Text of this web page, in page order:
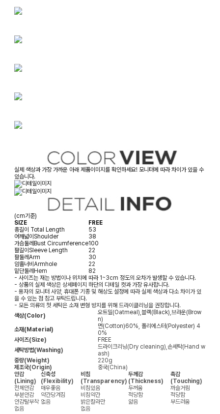
실제 색상과 가장 가까운 아래 제품이미지를 확인하세요! 모니터에 따라 차이가 있을 수
있습니다.
(cm기준)
SIZE
FREE
총길이 Total Length
53
어깨넓이Shoulder
38
가슴둘레Bust Circumference100
팔길이Sleeve Length
22
팔둘레Arm
30
암홀너비Armhole
22
밑단둘레Hem
82
- 사이즈는 재는 방법이나 위치에 따라 1~3cm 정도의 오차가 발생할 수 있습니다.
- 상품의 실제 색상은 상세페이지 하단의 디테일 컷과 가장 유사합니다.
- 용자의 모니터 사양, 휴대폰 기종 및 해상도 설정에 따라 실제 색상과 다소 차이가 있
을 수 있는 점 참고 부탁드립니다.
- 모든 의류의 첫 세탁은 소재 변형 방지를 위해 드라이클리닝을 권장합니다.
색상(Color)
오트밀(Oatmeal),블랙(Black),브라운(Brow
n)
소재(Material)
면(Cotton)60%, 폴리에스터(Polyester) 4
0%
사이즈(Size)
FREE
세탁방법(Washing)
드라이크리닝(Dry cleaning),손세탁(Hand w
ash)
중량(Weight)
220g
제조국(Origin)
중국(China)
안감
(Lining)
신축성
(Flexibility)
비침
(Transparency)
두께감
(Thickness)
촉감
(Touching)
전체안감
매우좋음 비침있음 두꺼움
까슬거림
부분안감
약간당겨짐 비침약간 적당함
적당함
안감탈부착 없음 밝은칼라만 얇음
부드러움
없음
없음